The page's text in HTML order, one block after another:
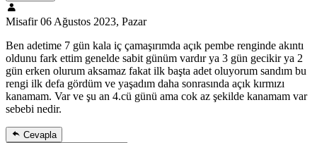
Misafir 06 Ağustos 2023, Pazar
Ben adetime 7 gün kala iç çamaşırımda açık pembe renginde akıntı
oldunu fark ettim genelde sabit günüm vardır ya 3 gün gecikir ya 2
gün erken olurum aksamaz fakat ilk başta adet oluyorum sandım bu
rengi ilk defa gördüm ve yaşadım daha sonrasında açık kırmızı
kanamam. Var ve şu an 4.cü günü ama cok az şekilde kanamam var
sebebi nedir.
Cevapla